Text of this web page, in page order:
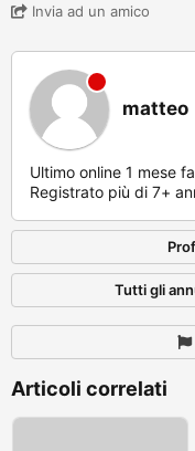
Invia ad un amico
matteo
Ultimo online 1 mese fa
Registrato più di 7+
Tutti gli
Articoli correlati